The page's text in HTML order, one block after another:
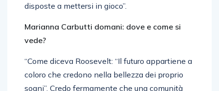
disposte a mettersi in gioco”.
Marianna Carbutti domani: dove e come si
vede?
“Come diceva Roosevelt: “Il futuro appartiene a
coloro che credono nella bellezza dei proprio
sogni”. Credo fermamente che una comunità